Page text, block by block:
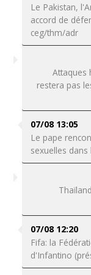
Le Pakistan,
accord de
ceg/thm/adr
Attaques
restera pas
07/08 13:05
Le pape
sexuelles dans
07/08 12:20
Fifa: la
d'Infantino